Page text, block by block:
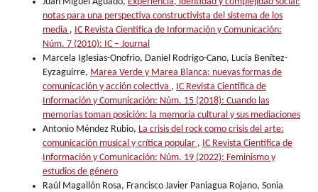
notas para una perspectiva constructivista del sistema de los
media , IC Revista Científica de Información y Comunicación:
Núm. 7 (2010): IC – Journal
Marcela Iglesias-Onofrio, Daniel Rodrigo-Cano, Lucía Benítez-
Eyzaguirre, Marea Verde y Marea Blanca: nuevas formas de
comunicación y acción colectiva , IC Revista Científica de
Información y Comunicación: Núm. 15 (2018): Cuando las
memorias toman posición: la memoria cultural y sus mediaciones
Antonio Méndez Rubio, La crisis del rock como crisis del arte:
comunicación musical y crítica popular , IC Revista Científica de
Información y Comunicación: Núm. 19 (2022): Feminismo y
estudios de género
Raúl Magallón Rosa, Francisco Javier Paniagua Rojano, Sonia